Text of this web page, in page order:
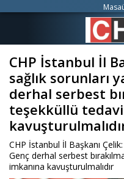
CHP İstanbul İl
sağlık sorunları
derhal serbest
teşekküllü tedavi
CHP İstanbul İl Başkanı
Genç derhal serbest
imkanına kavuşturulmalıdır